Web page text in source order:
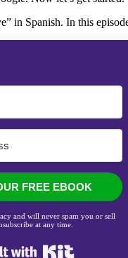
in Spanish. In this
FREE EBOOK
and will never spam you or sell
at any time.